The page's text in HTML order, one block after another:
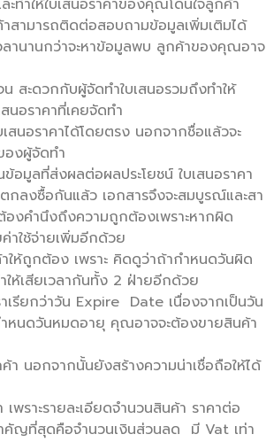
ทำให้ใบเสนอราคาของคุณโดนใจลูกค้า
สามารถติดต่อสอบถามข้อมูลเพิ่มเติมได้
ลานานกว่าจะหาข้อมูลพบ ลูกค้าของคุณอาจ
สะดวกกับผู้จัดทำใบเสนอรวมถึงทำให้
อราคาที่เคยจัดทำ
นอราคาได้โดยตรง นอกจากชื่อแล้วจะ
องผู้จัดทำ
มูลที่ส่งผลต่อผลประโยชน์ ใบเสนอราคา
ลงซื้อกันแล้ว เอกสารจึงจะสมบูรณ์และสา
งคำนึงถึงความถูกต้องเพราะหากผิด
าใช้จ่ายเพิ่มอีกด้วย
ให้ถูกต้อง เพราะ คิดดูว่าถ้ากำหนดวันผิด
ให้เสียเวลากันทั้ง 2 ฝ่ายอีกด้วย
เรียกว่าวัน Expire Date เนื่องจากเป็นวัน
ำหนดวันหมดอายุ คุณอาจจะต้องขายสินค้า
นอกจากนั้นยังสร้างความน่าเชื่อถือให้ได้
ราะรายละเอียดจำนวนสินค้า ราคาต่อ
คัญที่สุดคือจำนวนเงินส่วนลด มี Vat เท่า